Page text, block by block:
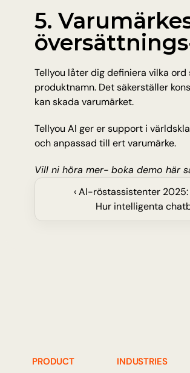
5.
Tellyou låter dig definiera vilka ord
produktnamn. Det säkerställer
kan skada varumärket.
Tellyou AI ger er support i
och anpassad till ert varumärke.
Vill ni höra mer- boka demo här
‹ AI-röstassistenter
Hur intelligenta
PRODUCT
INDUSTRIES